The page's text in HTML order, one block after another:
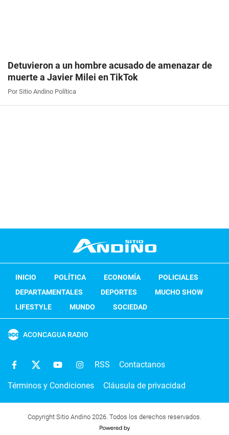
Detuvieron a un hombre acusado de amenazar de
muerte a Javier Milei en TikTok
Por Sitio Andino Política
INICIO POLÍTICA ECONOMÍA
POLICIALES
DEPARTAMENTALES
DEPORTES
MUCHO SHOW
LIFESTYLE
MUNDO SOCIEDAD
ACONCAGUA RADIO
RSS Contactanos
Términos y Condiciones Cláusula de privacidad
Copyright Sitio Andino 2026. Todos los derechos reservados.